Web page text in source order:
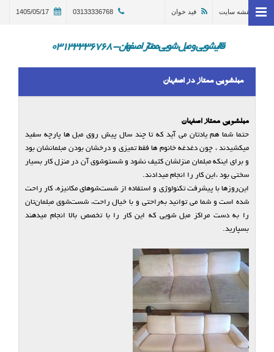
خانه
ترمیم و تعمیر قالی اصفهان
گالری
درباره ما
تماس با ما
در خواست سرویس
03133336768
1405/05/17 نقشه سایت فید خوان
قالیشویی و مبل شویی ممتاز اصفهان - 03133336768
مبلشویی ممتاز در اصفهان
مبلشویی ممتاز اصفهان
حتما شما هم یادتان می آید که تا چند سال پیش روی مبل ها پارچه سفید
میکشیدند ، چون دغدغه خانوم ها فقط تمیزی و درخشان بودن مبلمانشان بود
و برای اینکه مبلمان منزلشان کثیف نشود و شستوشوی آن در منزل کار بسیار
سختی بود ،این کار را انجام میدادند.
این‌روزها با پیشرفت تکنولوژی و استفاده از شست‌شوهای مکانیزه، کار راحت
شده است و شما می توانید به‌راحتی و با خیال راحت، شست‌شوی مبلمان‌تان
را به دست مراکز مبل شویی که این کار را با تخصص بالا انجام میدهند
بسپارید.